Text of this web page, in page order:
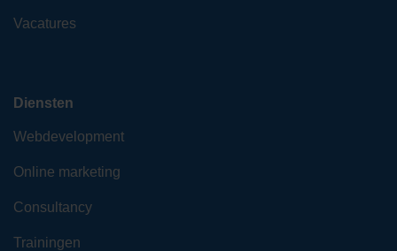
Vacatures
Diensten
Webdevelopment
Online marketing
Consultancy
Trainingen